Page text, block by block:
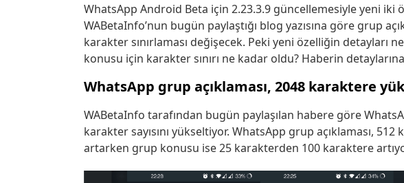
WhatsApp Android Beta için 2.23.3.9 güncellemesiyle yeni iki
WABetaInfo’nun bugün paylaştığı blog yazısına göre grup
karakter sınırlaması değişecek. Peki yeni özelliğin detayları
konusu için karakter sınırı ne kadar oldu? Haberin
WhatsApp grup açıklaması, 2048 karaktere
WABetaInfo tarafından bugün paylaşılan habere göre
karakter sayısını yükseltiyor. WhatsApp grup açıklaması,
artarken grup konusu ise 25 karakterden 100 karaktere